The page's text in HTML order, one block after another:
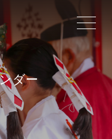
ダー
toggle